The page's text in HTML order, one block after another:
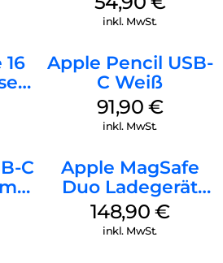
Green
inkl. MwSt.
Apple Pencil USB-
C Weiß
91,90 €
inkl. MwSt.
C
Apple MagSafe
Duo Ladegerät
Weiß
148,90 €
inkl. MwSt.